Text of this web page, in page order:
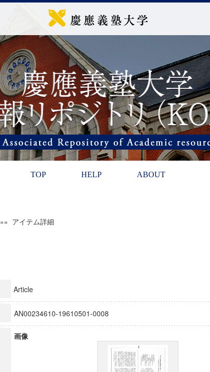
TOP HELP ABOUT
»» アイテム詳細
Article
AN00234610-19610501-0008
画像